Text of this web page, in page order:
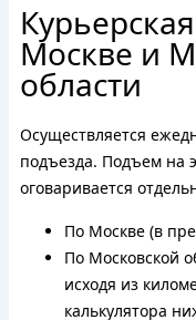
Москве и
области
Осуществляется
подъезда. Подъем на
оговаривается
По Москве (в
По Московской
исходя из
калькулятора